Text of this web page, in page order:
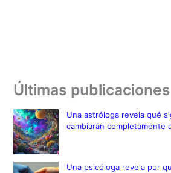
Últimas publicaciones
Una astróloga revela qué
cambiarán completamente
Una psicóloga revela por